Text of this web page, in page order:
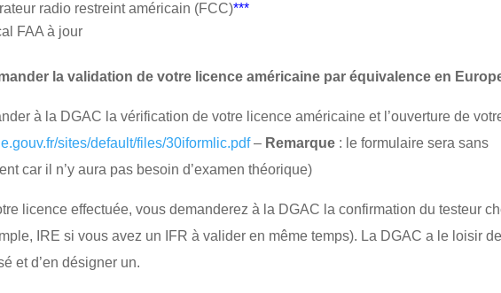
radio restreint américain (FCC)***
FAA à jour
la validation de votre licence américaine par équivalence en
à la DGAC la vérification de votre licence américaine et l’ouverture de
sites/default/files/30iformlic.pdf– Remarque : le formulaire sera sans
car il n’y aura pas besoin d’examen théorique)
licence effectuée, vous demanderez à la DGAC la confirmation du testeur
IRE si vous avez un IFR à valider en même temps). La DGAC a le loisir de
et d’en désigner un.